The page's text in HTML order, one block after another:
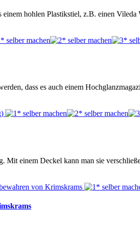
hohlen Plastikstiel, z.B. einen Vileda
dass es auch einem
einem Deckel kann man sie